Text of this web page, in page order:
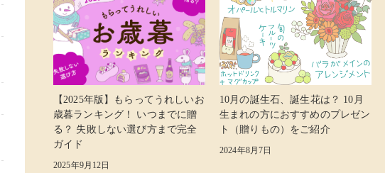
【2025年版】もらってうれしいお
歳暮ランキング！ いつまでに贈
る？ 失敗しない選び方まで完全
ガイド
2025年9月12日
10月の誕生石、誕生花は？ 10月
生まれの方におすすめのプレゼン
ト（贈りもの）をご紹介
2024年8月7日